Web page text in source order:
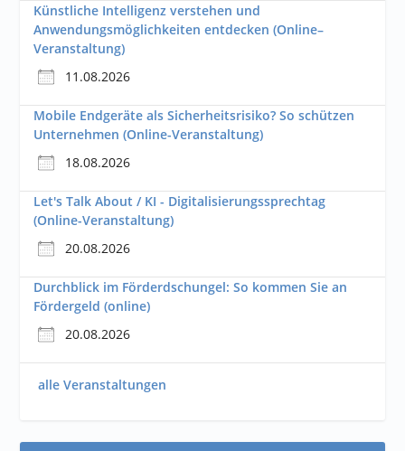
Künstliche Intelligenz verstehen und
Anwendungsmöglichkeiten entdecken (Online–
Veranstaltung)
11.08.2026
Mobile Endgeräte als Sicherheitsrisiko? So schützen
Unternehmen (Online-Veranstaltung)
18.08.2026
Let's Talk About / KI - Digitalisierungssprechtag
(Online-Veranstaltung)
20.08.2026
Durchblick im Förderdschungel: So kommen Sie an
Fördergeld (online)
20.08.2026
alle Veranstaltungen